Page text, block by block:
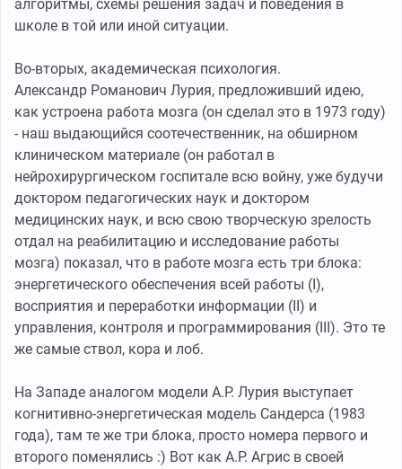
алгоритмы, схемы решения задач и поведения в
школе в той или иной ситуации.
Во-вторых, академическая психология.
Александр Романович Лурия, предложивший идею,
как устроена работа мозга (он сделал это в 1973 году)
- наш выдающийся соотечественник, на обширном
клиническом материале (он работал в
нейрохирургическом госпитале всю войну, уже будучи
доктором педагогических наук и доктором
медицинских наук, и всю свою творческую зрелость
отдал на реабилитацию и исследование работы
мозга) показал, что в работе мозга есть три блока:
энергетического обеспечения всей работы (I),
восприятия и переработки информации (II) и
управления, контроля и программирования (III). Это те
же самые ствол, кора и лоб.
На Западе аналогом модели А.Р. Лурия выступает
когнитивно-энергетическая модель Сандерса (1983
года), там те же три блока, просто номера первого и
второго поменялись :) Вот как А.Р. Агрис в своей